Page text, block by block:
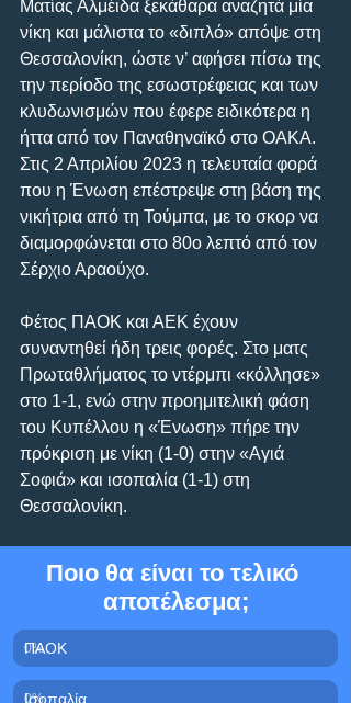
Ματίας Αλμέιδα ξεκάθαρα αναζητά μία
νίκη και μάλιστα το «διπλό» απόψε στη
Θεσσαλονίκη, ώστε ν’ αφήσει πίσω της
την περίοδο της εσωστρέφειας και των
κλυδωνισμών που έφερε ειδικότερα η
ήττα από τον Παναθηναϊκό στο ΟΑΚΑ.
Στις 2 Απριλίου 2023 η τελευταία φορά
που η Ένωση επέστρεψε στη βάση της
νικήτρια από τη Τούμπα, με το σκορ να
διαμορφώνεται στο 80ο λεπτό από τον
Σέρχιο Αραούχο.
Φέτος ΠΑΟΚ και ΑΕΚ έχουν
συναντηθεί ήδη τρεις φορές. Στο ματς
Πρωταθλήματος το ντέρμπι «κόλλησε»
στο 1-1, ενώ στην προημιτελική φάση
του Κυπέλλου η «Ένωση» πήρε την
πρόκριση με νίκη (1-0) στην «Αγιά
Σοφιά» και ισοπαλία (1-1) στη
Θεσσαλονίκη.
Ποιο θα είναι το τελικό
αποτέλεσμα;
0%
ΠΑΟΚ
0%
Ισοπαλία